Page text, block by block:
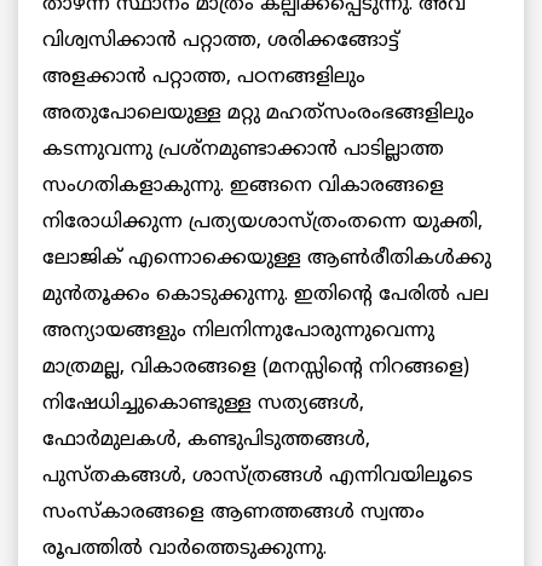
താഴ്ന്ന സ്ഥാനം മാത്രം കല്പിക്കപ്പെടുന്നു. അവ
വിശ്വസിക്കാന്‍ പറ്റാത്ത, ശരിക്കങ്ങോട്ട്
അളക്കാന്‍ പറ്റാത്ത, പഠനങ്ങളിലും
അതുപോലെയുള്ള മറ്റു മഹത്‌സംരംഭങ്ങളിലും
കടന്നുവന്നു പ്രശ്‌നമുണ്ടാക്കാന്‍ പാടില്ലാത്ത
സംഗതികളാകുന്നു. ഇങ്ങനെ വികാരങ്ങളെ
നിരോധിക്കുന്ന പ്രത്യയശാസ്ത്രംതന്നെ യുക്തി,
ലോജിക് എന്നൊക്കെയുള്ള ആണ്‍രീതികള്‍ക്കു
മുന്‍തൂക്കം കൊടുക്കുന്നു. ഇതിന്റെ പേരില്‍ പല
അന്യായങ്ങളും നിലനിന്നുപോരുന്നുവെന്നു
മാത്രമല്ല, വികാരങ്ങളെ (മനസ്സിന്റെ നിറങ്ങളെ)
നിഷേധിച്ചുകൊണ്ടുള്ള സത്യങ്ങള്‍,
ഫോര്‍മുലകള്‍, കണ്ടുപിടുത്തങ്ങള്‍,
പുസ്തകങ്ങള്‍, ശാസ്ത്രങ്ങള്‍ എന്നിവയിലൂടെ
സംസ്‌കാരങ്ങളെ ആണത്തങ്ങള്‍ സ്വന്തം
രൂപത്തില്‍ വാര്‍ത്തെടുക്കുന്നു.